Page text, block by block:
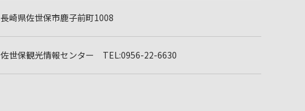
長崎県佐世保市鹿子前町1008
佐世保観光情報センター TEL:0956-22-6630